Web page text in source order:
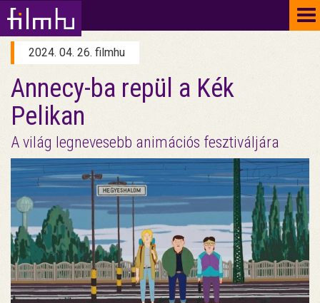
2024. 04. 26. filmhu
Annecy-ba repül a Kék
Pelikan
A világ legnevesebb animációs fesztiváljára